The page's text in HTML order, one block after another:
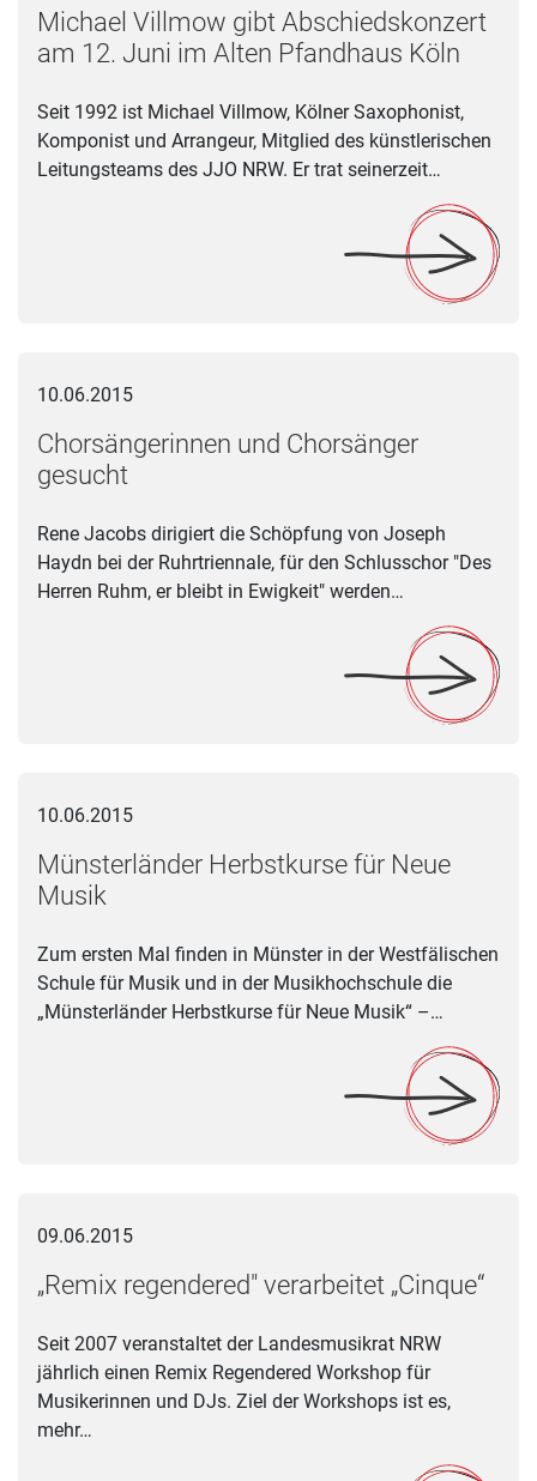
Michael Villmow gibt Abschiedskonzert
am 12. Juni im Alten Pfandhaus Köln
Seit 1992 ist Michael Villmow, Kölner Saxophonist,
Komponist und Arrangeur, Mitglied des künstlerischen
Leitungsteams des JJO NRW. Er trat seinerzeit…
10.06.2015
Chorsängerinnen und Chorsänger
gesucht
Rene Jacobs dirigiert die Schöpfung von Joseph
Haydn bei der Ruhrtriennale, für den Schlusschor "Des
Herren Ruhm, er bleibt in Ewigkeit" werden…
10.06.2015
Münsterländer Herbstkurse für Neue
Musik
Zum ersten Mal finden in Münster in der Westfälischen
Schule für Musik und in der Musikhochschule die
„Münsterländer Herbstkurse für Neue Musik“ –…
09.06.2015
„Remix regendered" verarbeitet „Cinque“
Seit 2007 veranstaltet der Landesmusikrat NRW
jährlich einen Remix Regendered Workshop für
Musikerinnen und DJs. Ziel der Workshops ist es,
mehr…